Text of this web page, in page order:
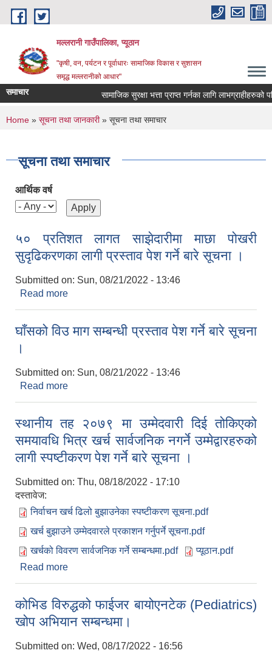
Skip to main content
मल्लरानी गाउँपालिका, प्यूठान
"कृषी, वन, पर्यटन र पूर्वाधारः सामाजिक विकास र सुशासन
समृद्ध मल्लरानीको आधार"
समाचार सामाजिक सुरक्षा भत्ता प्राप्त गर्नका लागि लाभग्राहीहरुको
You are here
Home » सूचना तथा जानकारी» सूचना तथा समाचार
सूचना तथा समाचार
आर्थिक वर्ष
५० प्रतिशत लागत साझेदारीमा माछा पोखरी
सुदृढिकरणका लागी प्रस्ताव पेश गर्ने बारे सूचना ।
Submitted on: Sun, 08/21/2022 - 13:46
Read more
घाँसको विउ माग सम्बन्धी प्रस्ताव पेश गर्ने बारे सूचना
।
Submitted on: Sun, 08/21/2022 - 13:46
Read more
स्थानीय तह २०७९ मा उम्मेदवारी दिई तोकिएको
समयावधि भित्र खर्च सार्वजनिक नगर्ने उम्मेद्वारहरुको
लागी स्पष्टीकरण पेश गर्ने बारे सूचना ।
Submitted on: Thu, 08/18/2022 - 17:10
दस्तावेज:
निर्वाचन खर्च ढिलो बुझाउनेका स्पष्टीकरण सूचना.pdf
खर्च बुझाउने उम्मेदवारले प्रकाशन गर्नुपर्ने सूचना.pdf
खर्चको विवरण सार्वजनिक गर्ने सम्बन्धमा.pdf
प्यूठान.pdf
Read more
कोभिड विरुद्धको फाईजर बायोएनटेक (Pediatrics)
खोप अभियान सम्बन्धमा।
Submitted on: Wed, 08/17/2022 - 16:56